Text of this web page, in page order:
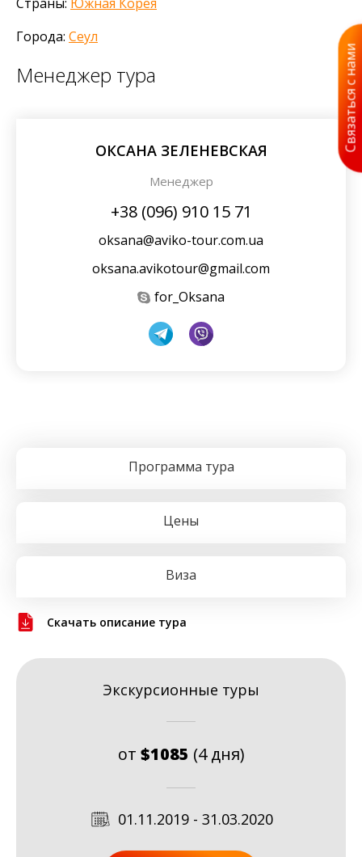
Города: Сеул
Менеджер тура
ОКСАНА ЗЕЛЕНЕВСКАЯ
Менеджер
+38 (096) 910 15 71
oksana@aviko-tour.com.ua
oksana.avikotour@gmail.com
for_Oksana
Программа тура
Цены
Виза
Скачать описание тура
Экскурсионные туры
от $1085 (4 дня)
01.11.2019 - 31.03.2020
Связаться с нами